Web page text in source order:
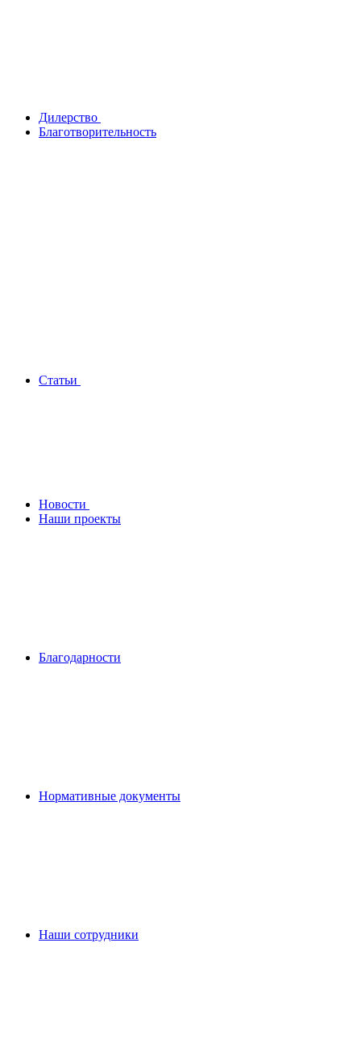
Дилерство
Благотворительность
Статьи
Новости
Наши проекты
Благодарности
Нормативные документы
Наши сотрудники